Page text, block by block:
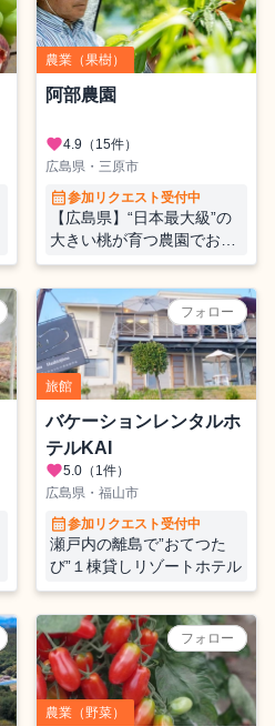
農業（果樹）
阿部農園
favorite4.9 （15件）
広島県・三原市
calendar_month参加リクエスト受付中
【広島県】“日本最大級”の
大きい桃が育つ農園でおて
つたび
フォロー
旅館
バケーションレンタルホ
テルKAI
favorite5.0 （1件）
広島県・福山市
calendar_month参加リクエスト受付中
瀬戸内の離島で”おてつた
び”１棟貸しリゾートホテル
フォロー
農業（野菜）